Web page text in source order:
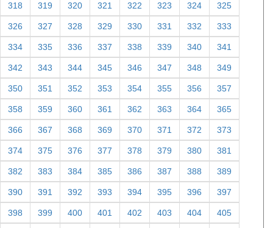
318 319 320 321 322 323 324 325
326 327 328 329 330 331 332 333
334 335 336 337 338 339 340 341
342 343 344 345 346 347 348 349
350 351 352 353 354 355 356 357
358 359 360 361 362 363 364 365
366 367 368 369 370 371 372 373
374 375 376 377 378 379 380 381
382 383 384 385 386 387 388 389
390 391 392 393 394 395 396 397
398 399 400 401 402 403 404 405